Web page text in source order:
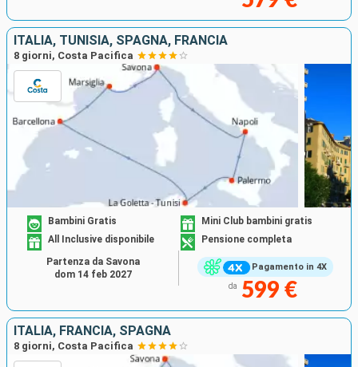
ITALIA, TUNISIA, SPAGNA, FRANCIA
8 giorni, Costa Pacifica
Pagamento in 4X
Bambini Gratis
Mini Club bambini gratis
All Inclusive disponibile
Pensione completa
da 599 €
Partenza da Savona
dom 14 feb 2027
ITALIA, FRANCIA, SPAGNA
8 giorni, Costa Pacifica